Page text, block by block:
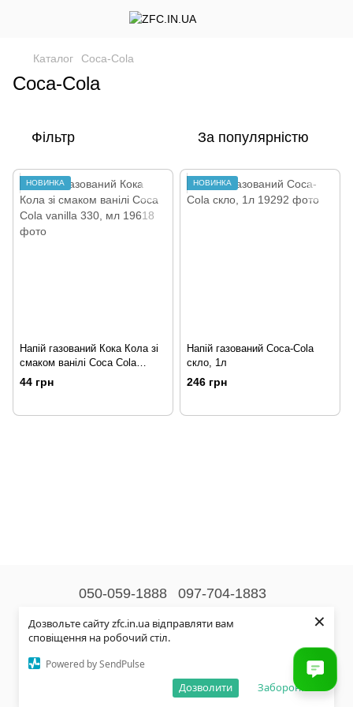
Дозвольте сайту zfc.in.ua відправляти вам
сповіщення на робочий стіл.
Powered by SendPulse
Заборонити
Дозволити
×
Каталог Coca-Cola
Coca-Cola
Фільтр За популярністю
НОВИНКА
Напій газований Кока Кола зі
смаком ванілі Coca Cola
vanilla 330, мл
44 грн
НОВИНКА
Напій газований Coca-Cola
скло, 1л
246 грн
050-059-1888 097-704-1883
Контактна інформація
© 2026